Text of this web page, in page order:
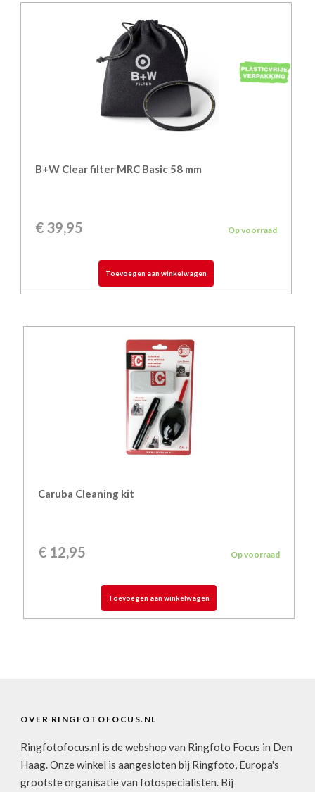
B+W Clear filter MRC Basic 58 mm
€ 39,95 Op voorraad
Toevoegen aan winkelwagen
Caruba Cleaning kit
€12,95 Op voorraad
Toevoegen aan winkelwagen
OVER RINGFOTOFOCUS.NL
Ringfotofocus.nl is de webshop van Ringfoto Focus in Den
Haag. Onze winkel is aangesloten bij Ringfoto, Europa's
grootste organisatie van fotospecialisten. Bij